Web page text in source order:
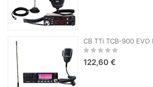
Rating:
122,60 €